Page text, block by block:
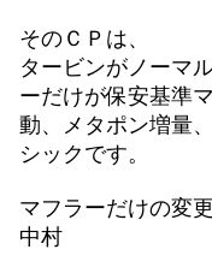
そのＣＰは、
タービンがノーマ
ーだけが保安基準
動、メタポン増量
シックです。
マフラーだけの変
中村